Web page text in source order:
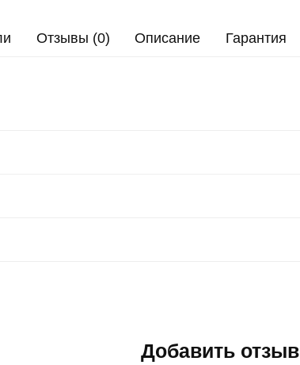
Отзывы (0) Описание Гарантия
Добавить отзыв